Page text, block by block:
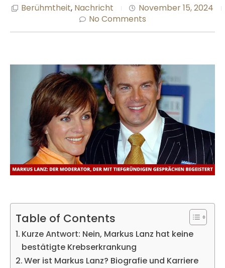
Berühmtheit, Nachricht
November 15, 2024
No Comments
Table of Contents
Kurze Antwort: Nein, Markus Lanz hat keine
bestätigte Krebserkrankung
Wer ist Markus Lanz? Biografie und Karriere